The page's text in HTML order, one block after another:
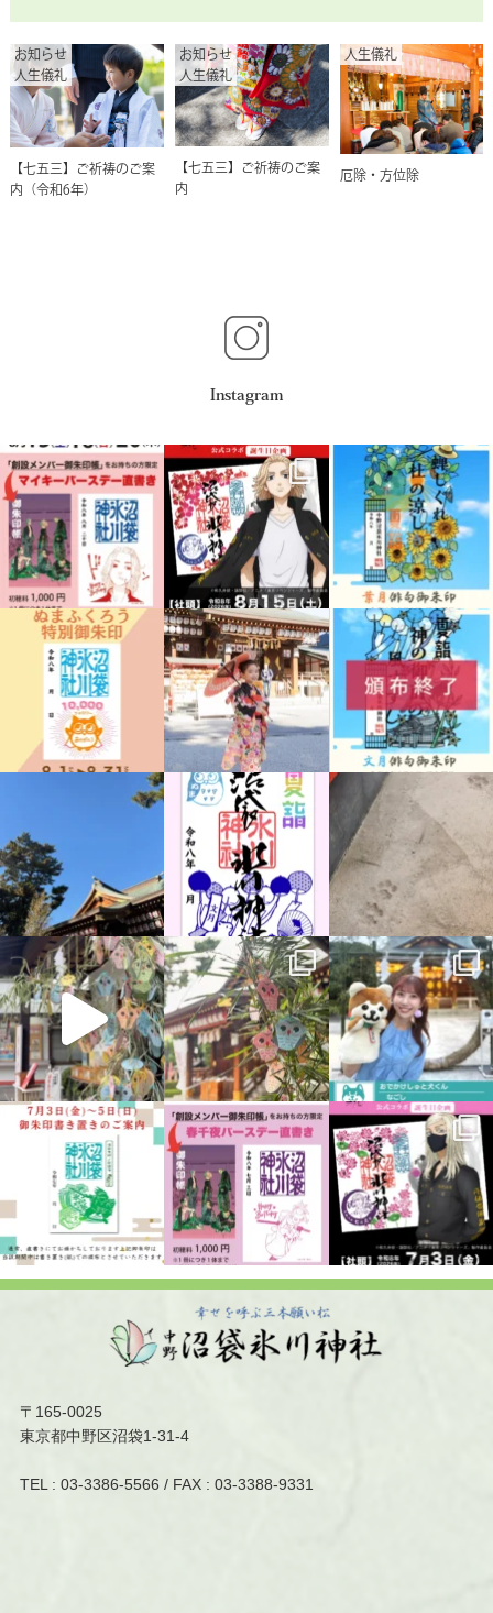
お知らせ
人生儀礼
【七五三】ご祈祷のご案
内（令和6年）
お知らせ
人生儀礼
【七五三】ご祈祷のご案
内
人生儀礼
厄除・方位除
Instagram
〒165-0025
東京都中野区沼袋1-31-4
TEL : 03-3386-5566 / FAX : 03-3388-9331